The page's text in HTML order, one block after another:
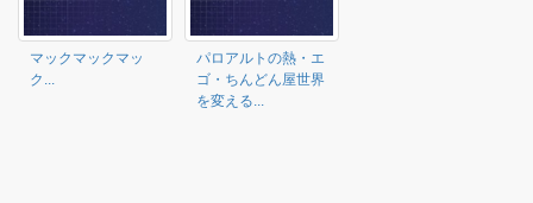
マックマックマッ
ク...
パロアルトの熱・エ
ゴ・ちんどん屋世界
を変える...